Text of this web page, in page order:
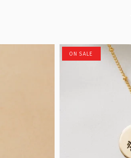
ON SALE